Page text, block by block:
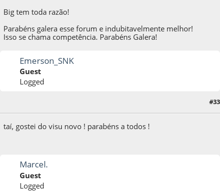
Big tem toda razão!
Parabéns galera esse forum e indubitavelmente melhor!
Isso se chama competência. Parabéns Galera!
Emerson_SNK
Guest
Logged
#33
taí, gostei do visu novo ! parabéns a todos !
Marcel.
Guest
Logged